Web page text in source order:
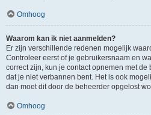
Omhoog
Waarom kan ik niet aanmelden?
Er zijn verschillende redenen mogelijk
Controleer eerst of je gebruikersnaam en
correct zijn, kun je contact opnemen met
dat je niet verbannen bent. Het is ook
dan moet dit door de beheerder opgelost
Omhoog